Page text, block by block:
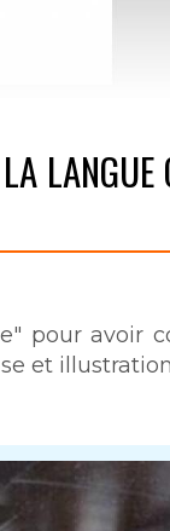
LANGUE
pour avoir
et